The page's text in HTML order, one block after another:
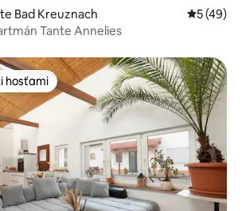
Bad Kreuznach
5 (49)
Tante Annelies
hosťami
hosťami